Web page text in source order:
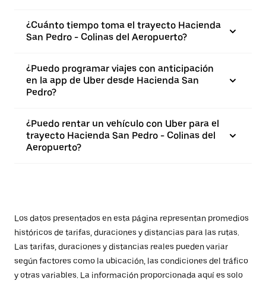
¿Cuánto tiempo toma el trayecto Hacienda
San Pedro - Colinas del Aeropuerto?
¿Puedo programar viajes con anticipación
en la app de Uber desde Hacienda San
Pedro?
¿Puedo rentar un vehículo con Uber para el
trayecto Hacienda San Pedro - Colinas del
Aeropuerto?
Los datos presentados en esta página representan promedios
históricos de tarifas, duraciones y distancias para las rutas.
Las tarifas, duraciones y distancias reales pueden variar
según factores como la ubicación, las condiciones del tráfico
y otras variables. La información proporcionada aquí es solo